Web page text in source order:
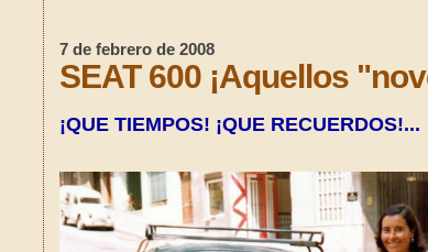
7 de febrero de 2008
SEAT 600 ¡Aquellos
¡QUE TIEMPOS! ¡QUE RECUERDOS!...